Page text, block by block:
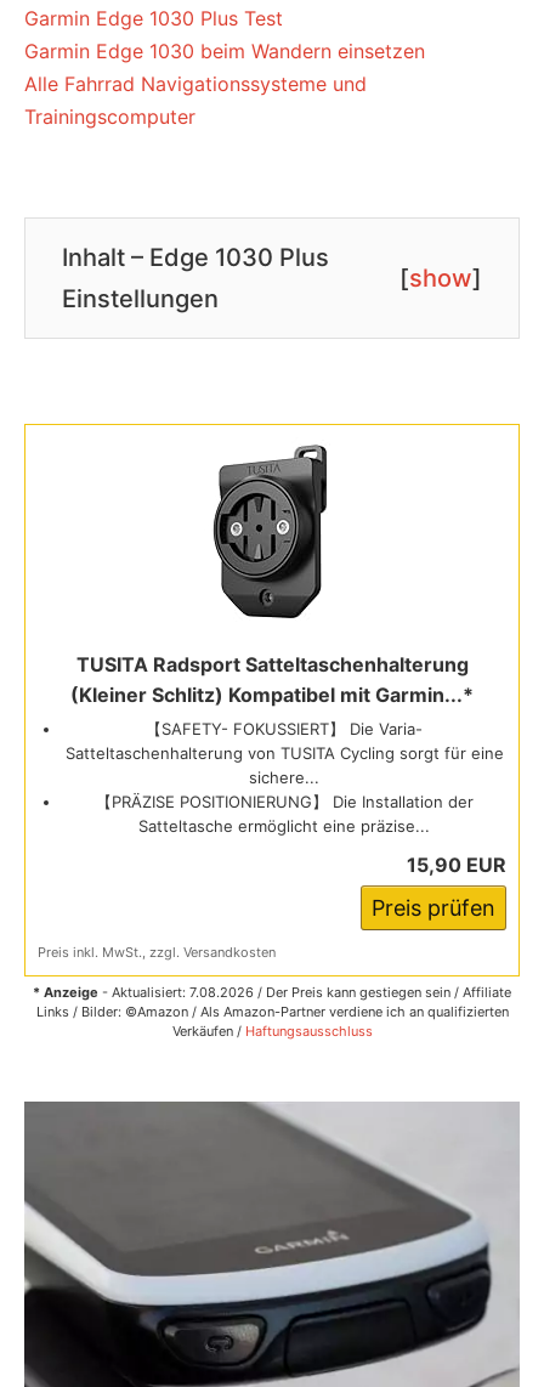
Garmin Edge 1030 Plus Test
Garmin Edge 1030 beim Wandern einsetzen
Alle Fahrrad Navigationssysteme und
Trainingscomputer
Inhalt – Edge 1030 Plus
Einstellungen
[show]
TUSITA Radsport Satteltaschenhalterung
(Kleiner Schlitz) Kompatibel mit Garmin...*
【SAFETY- FOKUSSIERT】 Die Varia-
Satteltaschenhalterung von TUSITA Cycling sorgt für eine
sichere...
【PRÄZISE POSITIONIERUNG】 Die Installation der
Satteltasche ermöglicht eine präzise...
15,90 EUR
Preis prüfen
Preis inkl. MwSt., zzgl. Versandkosten
* Anzeige - Aktualisiert: 7.08.2026 / Der Preis kann gestiegen sein / Affiliate
Links / Bilder: ©Amazon / Als Amazon-Partner verdiene ich an qualifizierten
Verkäufen / Haftungsausschluss